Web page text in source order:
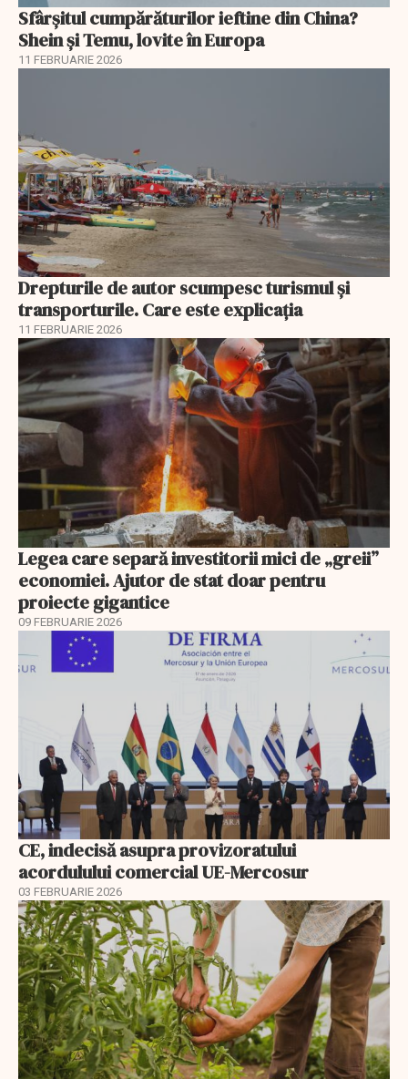
Sfârșitul cumpărăturilor ieftine din China?
Shein și Temu, lovite în Europa
11 FEBRUARIE 2026
Drepturile de autor scumpesc turismul și
transporturile. Care este explicația
11 FEBRUARIE 2026
Legea care separă investitorii mici de „greii”
economiei. Ajutor de stat doar pentru
proiecte gigantice
09 FEBRUARIE 2026
CE, indecisă asupra provizoratului
acordulului comercial UE-Mercosur
03 FEBRUARIE 2026